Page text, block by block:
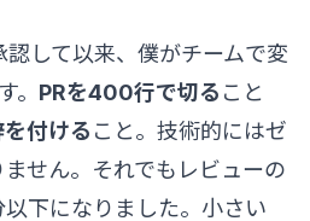
して以来、僕がチームで変
。 PRを400行で切る こと
付ける こと。技術的にはゼ
せん。それでもレビューの
下になりました。小さい